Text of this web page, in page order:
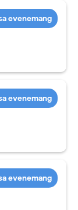
evenemang
evenemang
evenemang